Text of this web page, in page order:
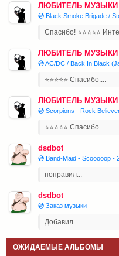
ЛЮБИТЕЛЬ МУЗЫКИ
💿 Black Smoke Brigade /
Спасибо! ⭐⭐⭐⭐⭐
ЛЮБИТЕЛЬ МУЗЫКИ
💿 AC/DC / Back In Black
⭐⭐⭐⭐⭐ Спасибо....
ЛЮБИТЕЛЬ МУЗЫКИ
💿 Scorpions - Rock
⭐⭐⭐⭐⭐ Спасибо....
dsdbot
💿 Band-Maid - Scooooop -
поправил...
dsdbot
💿 Заказ музыки
Добавил...
ОЖИДАЕМЫЕ АЛЬБОМЫ